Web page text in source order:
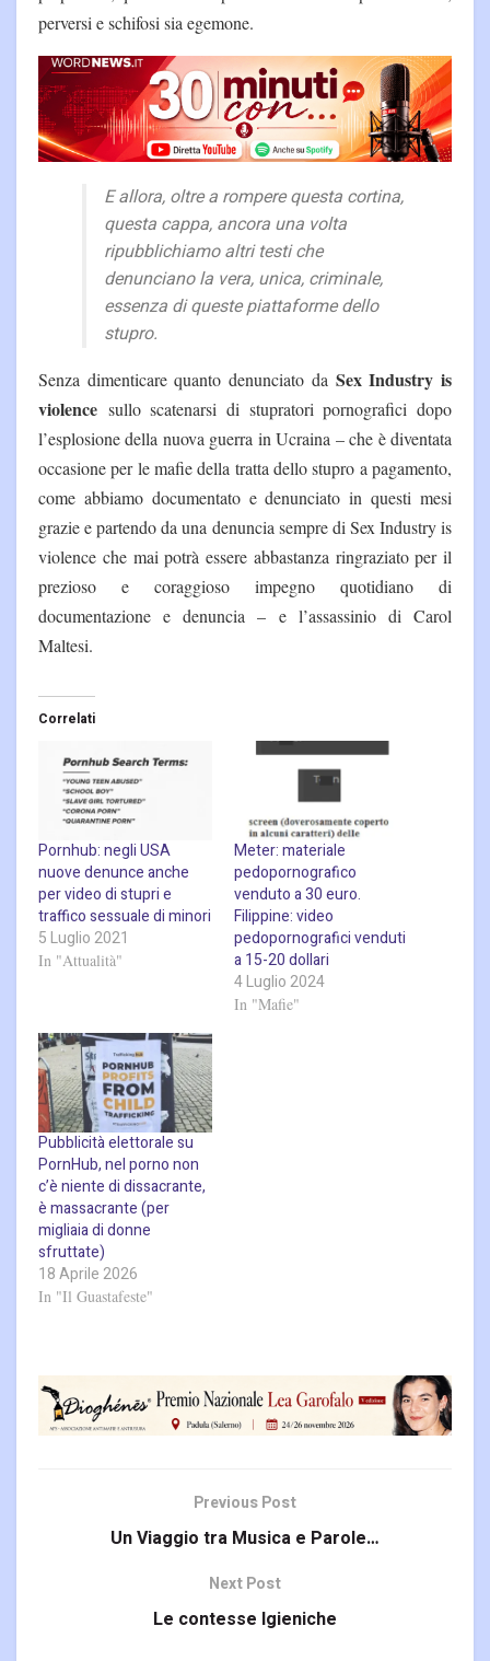
perversi e schifosi sia egemone.
E allora, oltre a rompere questa cortina,
questa cappa, ancora una volta
ripubblichiamo altri testi che
denunciano la vera, unica, criminale,
essenza di queste piattaforme dello
stupro.
Senza dimenticare quanto denunciato da Sex Industry is
violence sullo scatenarsi di stupratori pornografici dopo
l’esplosione della nuova guerra in Ucraina – che è diventata
occasione per le mafie della tratta dello stupro a pagamento,
come abbiamo documentato e denunciato in questi mesi
grazie e partendo da una denuncia sempre di Sex Industry is
violence che mai potrà essere abbastanza ringraziato per il
prezioso e coraggioso impegno quotidiano di
documentazione e denuncia – e l’assassinio di Carol
Maltesi.
Correlati
Pornhub: negli USA
nuove denunce anche
per video di stupri e
traffico sessuale di minori
5 Luglio 2021
In "Attualità"
Meter: materiale
pedopornografico
venduto a 30 euro.
Filippine: video
pedopornografici venduti
a 15-20 dollari
4 Luglio 2024
In "Mafie"
Pubblicità elettorale su
PornHub, nel porno non
c’è niente di dissacrante,
è massacrante (per
migliaia di donne
sfruttate)
18 Aprile 2026
In "Il Guastafeste"
Previous Post
Un Viaggio tra Musica e Parole…
Next Post
Le contesse Igieniche